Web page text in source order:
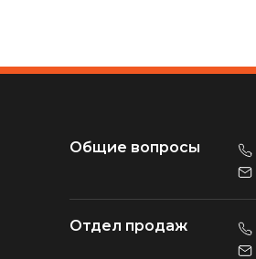
Общие вопросы
Отдел продаж